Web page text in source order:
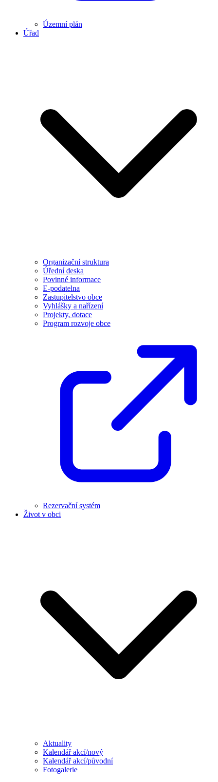
Územní plán
Úřad
Organizační struktura
Úřední deska
Povinné informace
E-podatelna
Zastupitelstvo obce
Vyhlášky a nařízení
Projekty, dotace
Program rozvoje obce
Rezervační systém
Život v obci
Aktuality
Kalendář akcí/nový
Kalendář akcí/původní
Fotogalerie